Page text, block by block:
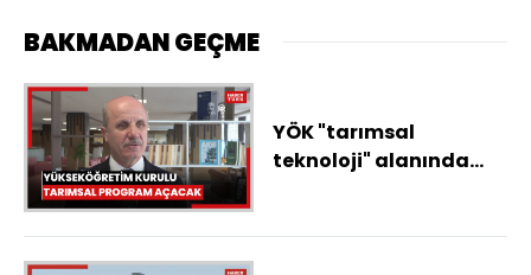
BAKMADAN GEÇME
YÖK "tarımsal
teknoloji" alanında